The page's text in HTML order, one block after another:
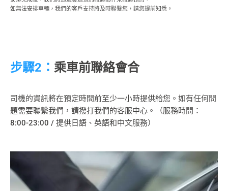
如無法安排車輛，我們的客戶支持將及時聯繫您，請您提前知悉。
步驟2： 乘車前聯絡會合
司機的資訊將在預定時間前至少一小時提供給您。如有任何問
題需要聯繫我們，請撥打我們的客服中心。（服務時間：
8:00-23:00 / 提供日語、英語和中文服務）